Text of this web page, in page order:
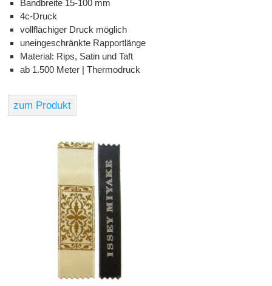
Bandbreite 15-100 mm
4c-Druck
vollflächiger Druck möglich
uneingeschränkte Rapportlänge
Material: Rips, Satin und Taft
ab 1.500 Meter | Thermodruck
zum Produkt